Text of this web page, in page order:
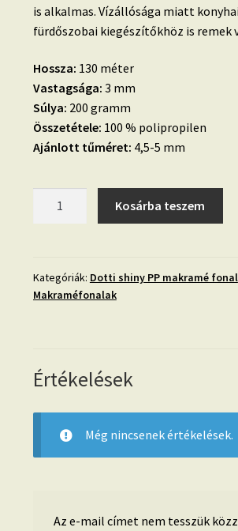
is alkalmas. Vízállósága miatt
fürdőszobai kiegészítőkhöz is remek
Hossza: 130 méter
Vastagsága: 3 mm
Súlya: 200 gramm
Összetétele: 100 % polipropilen
Ajánlott tűméret: 4,5-5 mm
-
PP
mennyiség
Kosárba teszem
Kategóriák: Dotti shiny PP makramé fonal
Makraméfonalak
Értékelések
Még nincsenek értékelések.
Az e-mail címet nem tesszük